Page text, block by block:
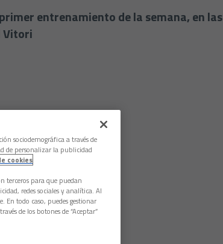
entrenamiento de la semana, en las
Vitori
sociodemográfica a través de
de personalizar la publicidad
cookies
terceros para que puedan
redes sociales y analítica. Al
En todo caso, puedes gestionar
de los botones de “Aceptar”